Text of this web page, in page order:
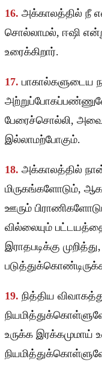
16. அக்காலத்தில் நீ
சொல்லாமல், ஈஷி
உரைக்கிறார்.
17. பாகால்களுடைய
பேரைச்சொல்லி,
இல்லாமற்போகும்.
18. அக்காலத்தில்
மிருகங்களோடும்,
ஊரும்
வில்லையும்
இராதபடிக்கு
19. நித்திய
உருக்க